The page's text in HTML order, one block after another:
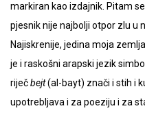
markiran kao izdajnik. Pitam
pjesnik nije najbolji otpor zlu u
Najiskrenije, jedina moja
je i raskošni arapski jezik
riječbejt(al-bayt) znači i stih i
upotrebljava i za poeziju i za